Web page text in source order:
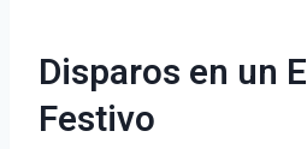
Disparos en un
Festivo